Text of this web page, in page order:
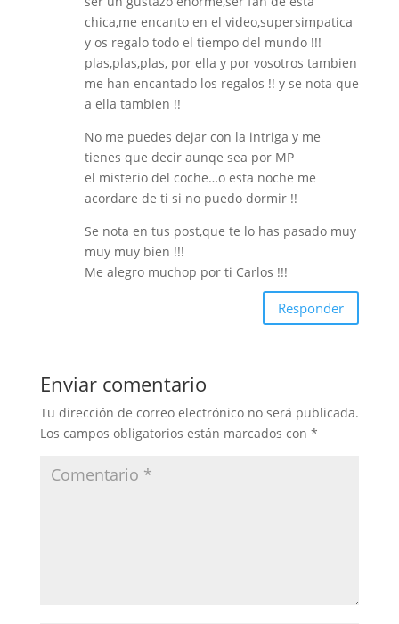
chica,me encanto en el video,supersimpatica
y os regalo todo el tiempo del mundo !!!
plas,plas,plas, por ella y por vosotros tambien
me han encantado los regalos !! y se nota que
a ella tambien !!
No me puedes dejar con la intriga y me
tienes que decir aunqe sea por MP
el misterio del coche…o esta noche me
acordare de ti si no puedo dormir !!
Se nota en tus post,que te lo has pasado muy
muy muy bien !!!
Me alegro muchop por ti Carlos !!!
Responder
Enviar comentario
Tu dirección de correo electrónico no será publicada.
Los campos obligatorios están marcados con *